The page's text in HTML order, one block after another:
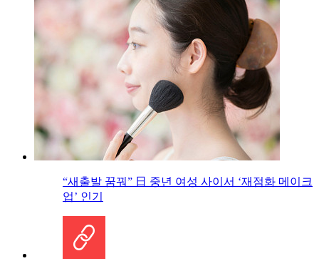
“새출발 꿈꿔” 日 중년 여성 사이서 ‘재점화 메이크
업’ 인기